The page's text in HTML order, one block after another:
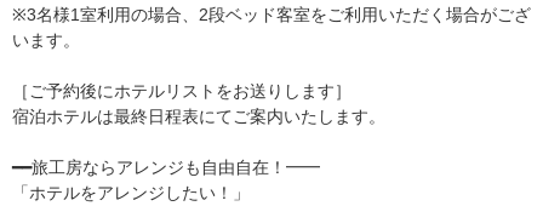
※3名様1室利用の場合、2段ベッド客室をご利用いただく場合がござ
います。
［ご予約後にホテルリストをお送りします］
宿泊ホテルは最終日程表にてご案内いたします。
━━旅工房ならアレンジも自由自在！━━
「ホテルをアレンジしたい！」